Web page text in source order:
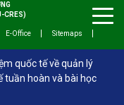
CRES)
E-Office
Sitemaps
quốc tế về quản lý
tuần hoàn và bài học